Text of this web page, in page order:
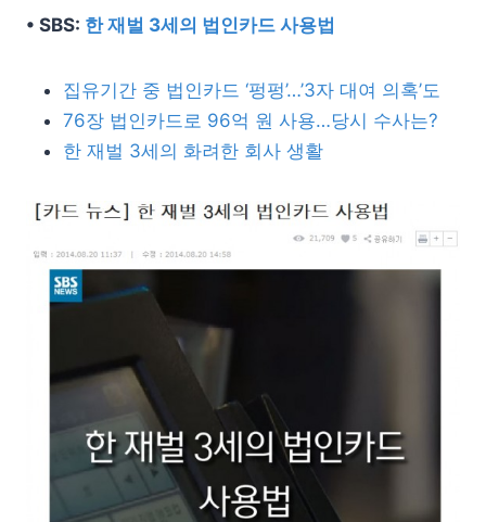
• SBS: 한 재벌 3세의 법인카드 사용법
집유기간 중 법인카드 ‘펑펑’…’3자 대여 의혹’도
76장 법인카드로 96억 원 사용…당시 수사는?
한 재벌 3세의 화려한 회사 생활